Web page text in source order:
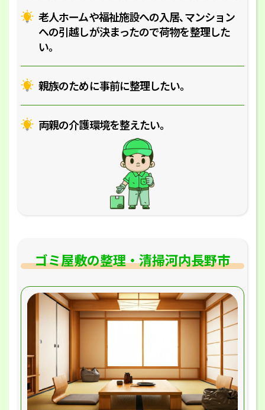
老人ホームや福祉施設への入居､マンション
への引越しが決まったので荷物を整理した
い｡
親族のために事前に整理したい｡
両親の介護環境を整えたい｡
ゴミ屋敷の整理・清掃河内長野市